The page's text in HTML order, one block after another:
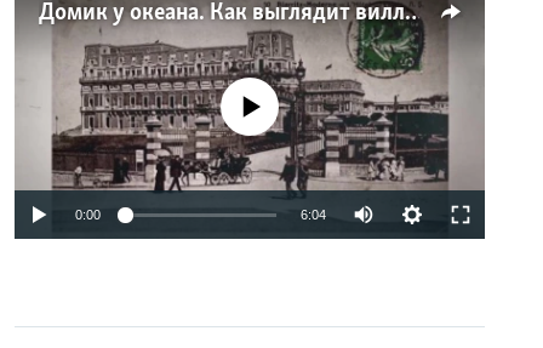
Домик у океана. Как выглядит вилла для Людмилы Путиной – репортаж с юга Франции
No media source currently available
0:00 6:04